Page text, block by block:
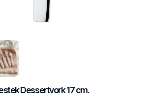
Dessertvork 17 cm.